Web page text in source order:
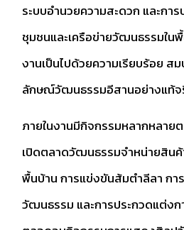
ระบบอำนวยความสะดวก และกา
ชุมชนและเครือข่ายวัฒนธรรมใน
งานเป็นไปด้วยความเรียบร้อย ส
ลักษณ์วัฒนธรรมอีสานอย่างแท้จ
ภายในงานมีกิจกรรมหลากหลาย
เปิดตลาดวัฒนธรรมจำหน่ายสินค้
พื้นบ้าน การแข่งขันส้มตำลีลา กา
วัฒนธรรม และการประกวดแต่ง